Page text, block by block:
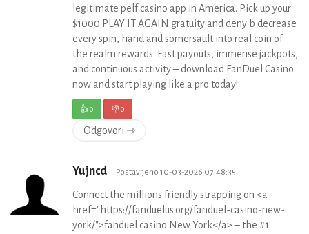
legitimate pelf casino app in America. Pick up your
$1000 PLAY IT AGAIN gratuity and deny b decrease
every spin, hand and somersault into real coin of
the realm rewards. Fast payouts, immense jackpots,
and continuous activity – download FanDuel Casino
now and start playing like a pro today!
👍0 👎0
Odgovori ⇾
Yujncd Postavljeno 10-03-2026 07:48:35
Connect the millions friendly strapping on <a
href="https://fanduelus.org/fanduel-casino-new-
york/">fanduel casino New York</a> – the #1